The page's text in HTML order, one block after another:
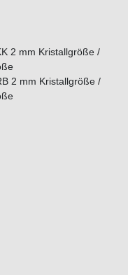
2 mm Kristallgröße /
2 mm Kristallgröße /